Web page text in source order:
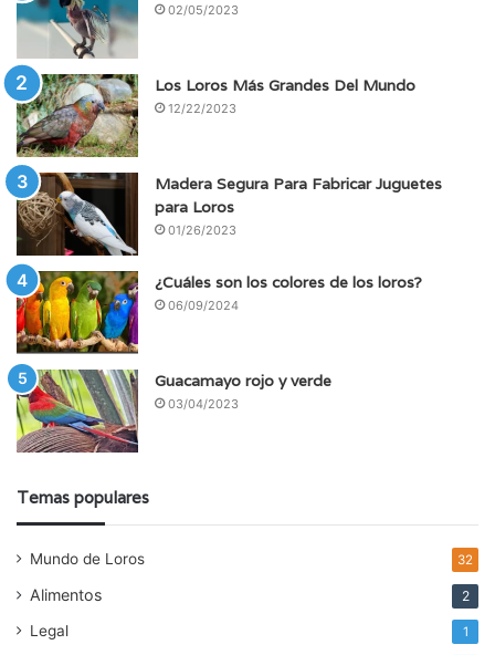
02/05/2023
Los Loros Más Grandes Del Mundo
12/22/2023
Madera Segura Para Fabricar Juguetes
para Loros
01/26/2023
¿Cuáles son los colores de los loros?
06/09/2024
Guacamayo rojo y verde
03/04/2023
Temas populares
Mundo de Loros 32
Alimentos 2
Legal 1